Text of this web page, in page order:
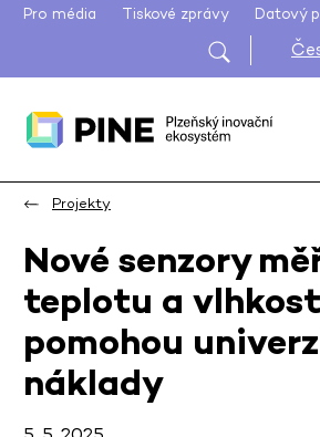
Pro média Tiskové zprávy Datový
Projekty
Nové senzory
teplotu a vlhkost
pomohou
náklady